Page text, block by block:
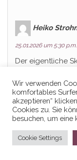
Heiko
25.01.2026 um 5:30
Der eigentliche
rund um den
reflexhaft
sich
überhaupt als
Niemand hat
ebenso naiv, so
Wir verwenden
komfortables
akzeptieren“
Cookies zu. Sie
besuchen, um eine
Cookie Settings